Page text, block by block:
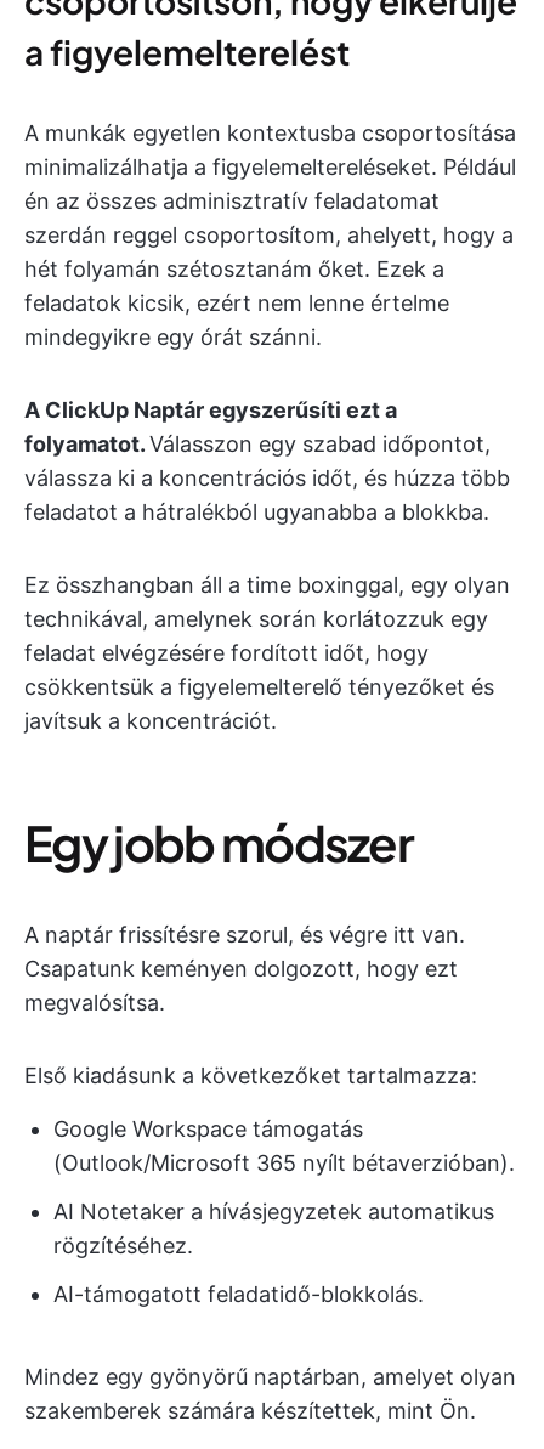
a figyelemelterelést
A munkák egyetlen kontextusba csoportosítása
minimalizálhatja a figyelemeltereléseket. Például
én az összes adminisztratív feladatomat
szerdán reggel csoportosítom, ahelyett, hogy a
hét folyamán szétosztanám őket. Ezek a
feladatok kicsik, ezért nem lenne értelme
mindegyikre egy órát szánni.
A ClickUp Naptár egyszerűsíti ezt a
folyamatot.Válasszon egy szabad időpontot,
válassza ki a koncentrációs időt, és húzza több
feladatot a hátralékból ugyanabba a blokkba.
Ez összhangban áll a time boxinggal, egy olyan
technikával, amelynek során korlátozzuk egy
feladat elvégzésére fordított időt, hogy
csökkentsük a figyelemelterelő tényezőket és
javítsuk a koncentrációt.
Egy jobb módszer
A naptár frissítésre szorul, és végre itt van.
Csapatunk keményen dolgozott, hogy ezt
megvalósítsa.
Első kiadásunk a következőket tartalmazza:
Google Workspace támogatás
(Outlook/Microsoft 365 nyílt bétaverzióban).
AI Notetaker a hívásjegyzetek automatikus
rögzítéséhez.
AI-támogatott feladatidő-blokkolás.
Mindez egy gyönyörű naptárban, amelyet olyan
szakemberek számára készítettek, mint Ön.